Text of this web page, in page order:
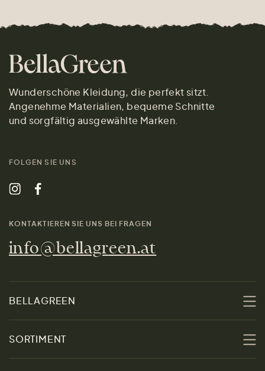
Wunderschöne Kleidung, die perfekt sitzt.
Angenehme Materialien, bequeme Schnitte
und sorgfältig ausgewählte Marken.
FOLGEN SIE UNS
KONTAKTIEREN SIE UNS BEI FRAGEN
info@bellagreen.at
BELLAGREEN
Nachhaltigkeit
SORTIMENT